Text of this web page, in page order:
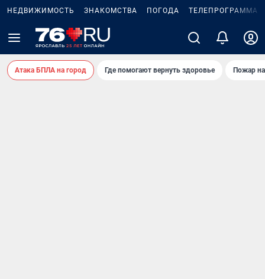
НЕДВИЖИМОСТЬ ЗНАКОМСТВА ПОГОДА ТЕЛЕПРОГРАММА
Атака БПЛА на город Где помогают вернуть здоровье Пожар